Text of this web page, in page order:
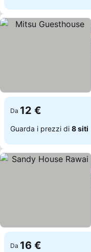
Da 12 €
Guarda i prezzi di 8 siti
Da 16 €